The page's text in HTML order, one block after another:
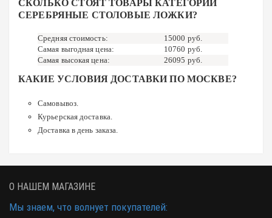
СКОЛЬКО СТОЯТ ТОВАРЫ КАТЕГОРИИ
СЕРЕБРЯНЫЕ СТОЛОВЫЕ ЛОЖКИ?
Средняя стоимость:
15000 руб.
Самая выгодная цена:
10760 руб.
Самая высокая цена:
26095 руб.
КАКИЕ УСЛОВИЯ ДОСТАВКИ ПО МОСКВЕ?
Самовывоз.
Курьерская доставка.
Доставка в день заказа.
О НАШЕМ МАГАЗИНЕ
Мы знаем, что волнует покупателей: